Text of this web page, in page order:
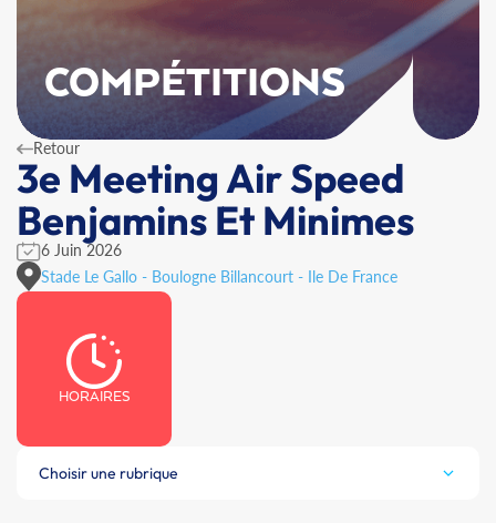
COMPÉTITIONS
Retour
3e Meeting Air Speed
Benjamins Et Minimes
6 Juin 2026
Stade Le Gallo - Boulogne Billancourt - Ile De France
HORAIRES
Choisir une rubrique